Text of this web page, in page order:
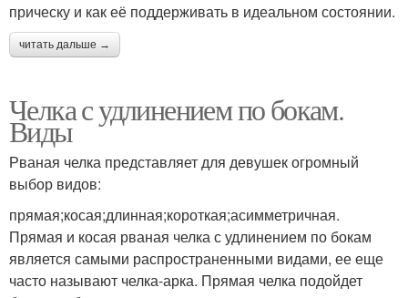
прическу и как её поддерживать в идеальном состоянии.
читать дальше →
Челка с удлинением по бокам.
Виды
Рваная челка представляет для девушек огромный
выбор видов:
прямая;косая;длинная;короткая;асимметричная.
Прямая и косая рваная челка с удлинением по бокам
является самыми распространенными видами, ее еще
часто называют челка-арка. Прямая челка подойдет